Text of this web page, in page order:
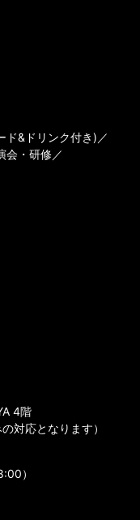
ド&ドリンク付き)
会・研修
4階
対応となります）
）